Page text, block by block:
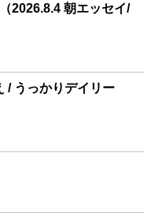
2026.8.4 朝エッセイ/
/ うっかりデイリー